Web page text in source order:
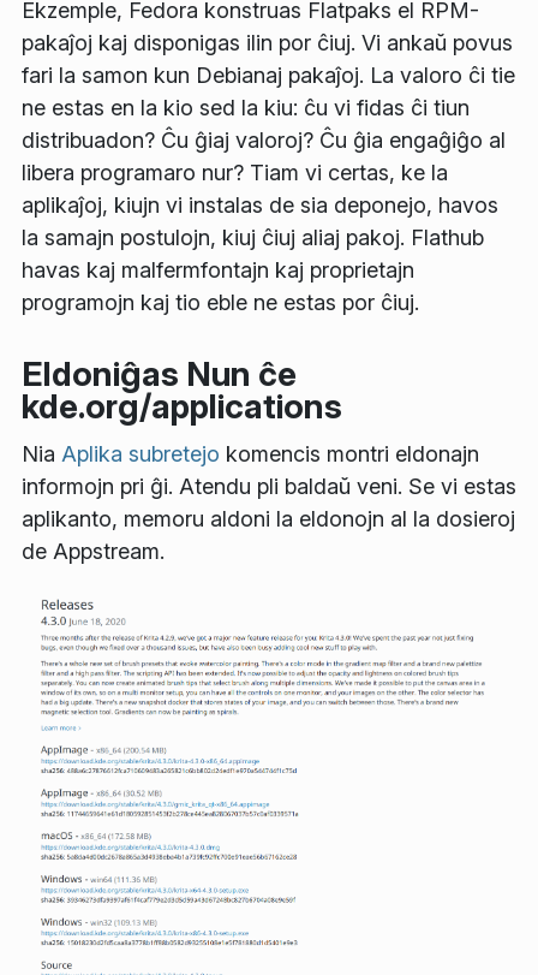
Ekzemple, Fedora konstruas Flatpaks el RPM-
pakaĵoj kaj disponigas ilin por ĉiuj. Vi ankaŭ povus
fari la samon kun Debianaj pakaĵoj. La valoro ĉi tie
ne estas en la kio sed la kiu: ĉu vi fidas ĉi tiun
distribuadon? Ĉu ĝiaj valoroj? Ĉu ĝia engaĝiĝo al
libera programaro nur? Tiam vi certas, ke la
aplikaĵoj, kiujn vi instalas de sia deponejo, havos
la samajn postulojn, kiuj ĉiuj aliaj pakoj. Flathub
havas kaj malfermfontajn kaj proprietajn
programojn kaj tio eble ne estas por ĉiuj.
Eldoniĝas Nun ĉe
kde.org/applications
Nia Aplika subretejo komencis montri eldonajn
informojn pri ĝi. Atendu pli baldaŭ veni. Se vi estas
aplikanto, memoru aldoni la eldonojn al la dosieroj
de Appstream.